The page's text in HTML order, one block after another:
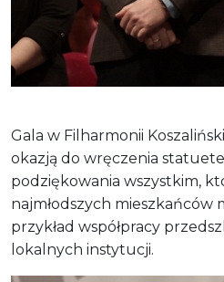
Gala w Filharmonii
okazją do wręczenia
podziękowania wszystkim,
najmłodszych mieszkańców
przykład współpracy
lokalnych instytucji.